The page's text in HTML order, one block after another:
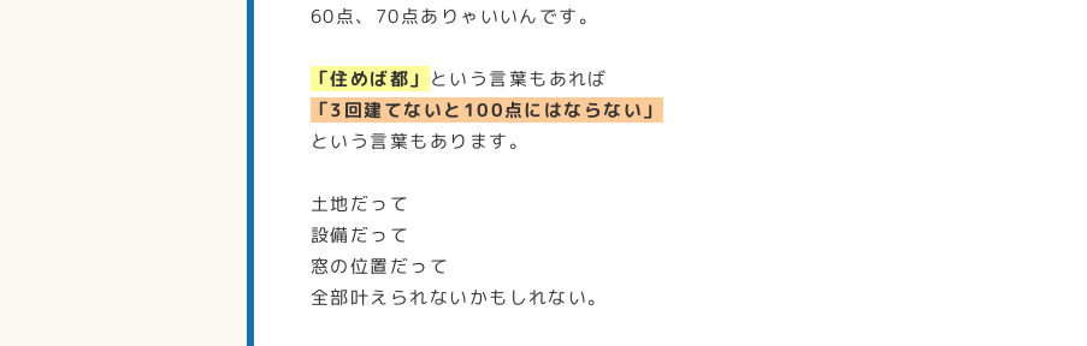
60点、70点ありゃいいんです。
「住めば都」 という言葉もあれば
「3回建てないと100点にはならない」
という言葉もあります。
土地だって
設備だって
窓の位置だって
全部叶えられないかもしれない。